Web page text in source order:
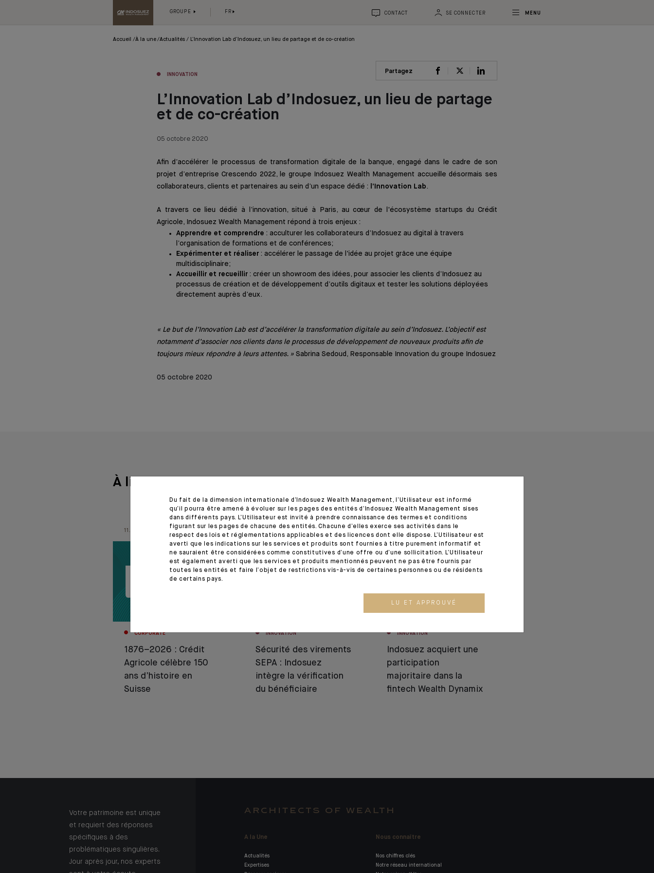
GROUPE FR CONTACT SE CONNECTER MENU
Accueil À la une Actualités L’Innovation Lab d’Indosuez, un lieu de partage et de co-création
INNOVATION Partagez
L’Innovation Lab d’Indosuez, un lieu de partage
et de co-création
05 octobre 2020
Afin d’accélérer le processus de transformation digitale de la banque, engagé dans le cadre de son
projet d’entreprise Crescendo 2022, le groupe Indosuez Wealth Management accueille désormais ses
collaborateurs, clients et partenaires au sein d’un espace dédié :
l’Innovation Lab .
A travers ce lieu dédié à l’innovation, situé à Paris, au cœur de l'écosystème startups du Crédit
Agricole, Indosuez Wealth Management répond à trois enjeux :
Apprendre et comprendre : acculturer les collaborateurs d’Indosuez au digital à travers
l’organisation de formations et de conférences;
Expérimenter et réaliser : accélérer le passage de l'idée au projet grâce une équipe
multidisciplinaire;
Accueillir et recueillir : créer un showroom des idées, pour associer les clients d’Indosuez au
processus de création et de développement d’outils digitaux et tester les solutions déployées
directement auprès d’eux.
« Le but de l’Innovation Lab est d’accélérer la transformation digitale au sein d’Indosuez. L’objectif est
notamment d’associer nos clients dans le processus de développement de nouveaux produits afin de
toujours mieux répondre à leurs attentes. » Sabrina Sedoud, Responsable Innovation du groupe Indosuez
05 octobre 2020
À lire aussi
11.06.26
CORPORATE
1876–2026 : Crédit
Agricole célèbre 150
ans d’histoire en
Suisse
INNOVATION
Sécurité des virements
SEPA : Indosuez
intègre la vérification
du bénéficiaire
INNOVATION
Indosuez acquiert une
participation
majoritaire dans la
fintech Wealth Dynamix
Votre patrimoine est unique
et requiert des réponses
spécifiques à des
problématiques singulières.
Jour après jour, nos experts
ARCHITECTS OF WEALTH
A la Une
Actualités
Expertises
Nous connaître
Nos chiffres clés
Notre réseau international
Du fait de la dimension internationale d’Indosuez Wealth Management, l’Utilisateur est informé
qu’il pourra être amené à évoluer sur les pages des entités d’Indosuez Wealth Management sises
dans différents pays. L’Utilisateur est invité à prendre connaissance des termes et conditions
figurant sur les pages de chacune des entités. Chacune d’elles exerce ses activités dans le
respect des lois et réglementations applicables et des licences dont elle dispose. L’Utilisateur est
averti que les indications sur les services et produits sont fournies à titre purement informatif et
ne sauraient être considérées comme constitutives d’une offre ou d’une sollicitation. L’Utilisateur
est également averti que les services et produits mentionnés peuvent ne pas être fournis par
toutes les entités et faire l’objet de restrictions vis-à-vis de certaines personnes ou de résidents
de certains pays.
LU ET APPROUVÉ